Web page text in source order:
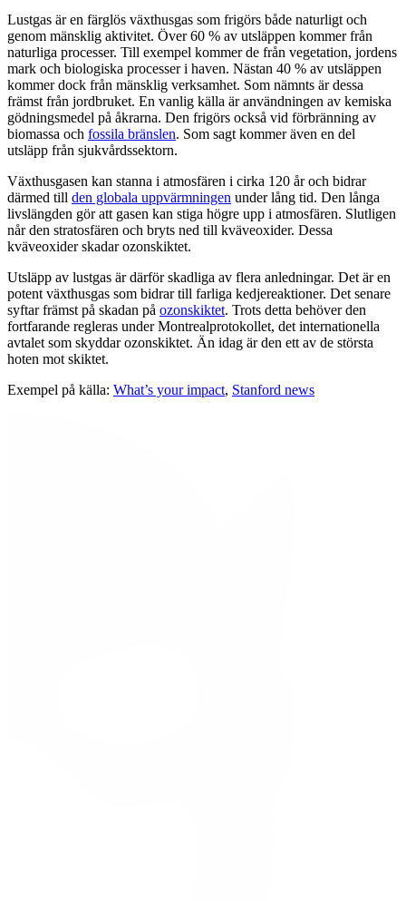
Lustgas är en färglös växthusgas som frigörs både naturligt och
genom mänsklig aktivitet. Över 60 % av utsläppen kommer från
naturliga processer. Till exempel kommer de från vegetation, jordens
mark och biologiska processer i haven. Nästan 40 % av utsläppen
kommer dock från mänsklig verksamhet. Som nämnts är dessa
främst från jordbruket. En vanlig källa är användningen av kemiska
gödningsmedel på åkrarna. Den frigörs också vid förbränning av
biomassa och fossila bränslen. Som sagt kommer även en del
utsläpp från sjukvårdssektorn.
Växthusgasen kan stanna i atmosfären i cirka 120 år och bidrar
därmed till den globala uppvärmningen under lång tid. Den långa
livslängden gör att gasen kan stiga högre upp i atmosfären. Slutligen
når den stratosfären och bryts ned till kväveoxider. Dessa
kväveoxider skadar ozonskiktet.
Utsläpp av lustgas är därför skadliga av flera anledningar. Det är en
potent växthusgas som bidrar till farliga kedjereaktioner. Det senare
syftar främst på skadan på ozonskiktet. Trots detta behöver den
fortfarande regleras under Montrealprotokollet, det internationella
avtalet som skyddar ozonskiktet. Än idag är den ett av de största
hoten mot skiktet.
Exempel på källa: What’s your impact, Stanford news